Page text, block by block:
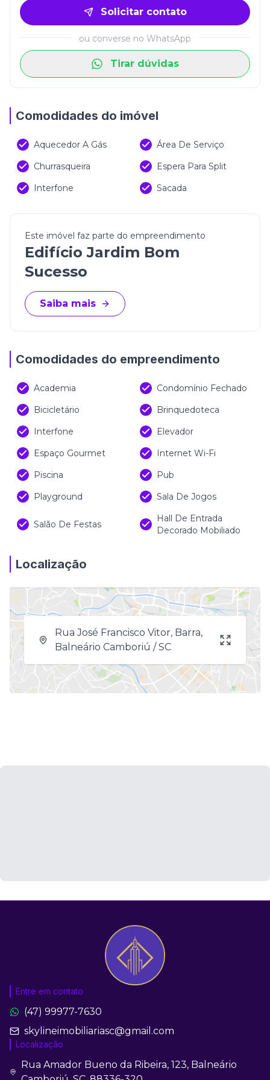
Solicitar contato
ou converse no WhatsApp
Tirar dúvidas
Comodidades do imóvel
Aquecedor A Gás
Área De Serviço
Churrasqueira
Espera Para Split
Interfone
Sacada
Este imóvel faz parte do empreendimento
Edifício Jardim Bom
Sucesso
Saiba mais
Comodidades do empreendimento
Academia
Condomínio Fechado
Bicicletário
Brinquedoteca
Interfone
Elevador
Espaço Gourmet
Internet Wi-Fi
Piscina
Pub
Playground
Sala De Jogos
Salão De Festas
Hall De Entrada
Decorado Mobiliado
Localização
Rua José Francisco Vitor, Barra,
Balneário Camboriú / SC
Entre em contato
(47) 99977-7630
skylineimobiliariasc@gmail.com
Localização
Rua Amador Bueno da Ribeira, 123, Balneário